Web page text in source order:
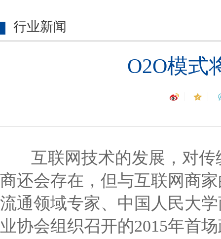
行业新闻
O2O模式
互联网技术的发展，对
商还会存在，但与互联网商
流通领域专家、中国人民大
业协会组织召开的2015年首